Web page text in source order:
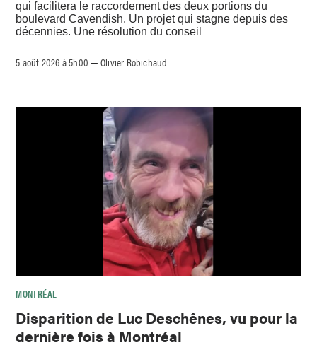
qui facilitera le raccordement des deux portions du
boulevard Cavendish. Un projet qui stagne depuis des
décennies. Une résolution du conseil
5 août 2026 à 5h00 –Olivier Robichaud
MONTRÉAL
Disparition de Luc Deschênes, vu pour la
dernière fois à Montréal